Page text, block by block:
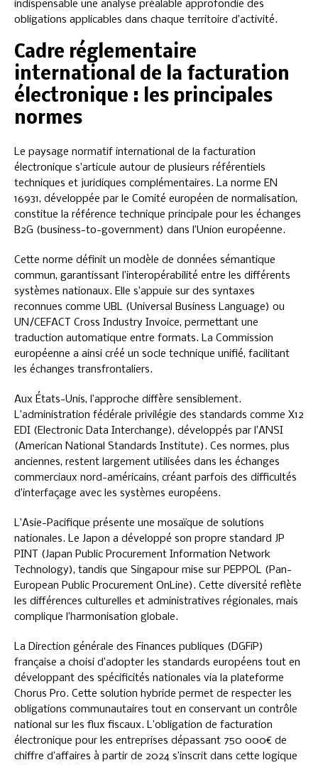
indispensable une analyse préalable approfondie des
obligations applicables dans chaque territoire d’activité.
Cadre réglementaire
international de la facturation
électronique : les principales
normes
Le paysage normatif international de la facturation
électronique s’articule autour de plusieurs référentiels
techniques et juridiques complémentaires. La norme EN
16931, développée par le Comité européen de normalisation,
constitue la référence technique principale pour les échanges
B2G (business-to-government) dans l’Union européenne.
Cette norme définit un modèle de données sémantique
commun, garantissant l’interopérabilité entre les différents
systèmes nationaux. Elle s’appuie sur des syntaxes
reconnues comme UBL (Universal Business Language) ou
UN/CEFACT Cross Industry Invoice, permettant une
traduction automatique entre formats. La Commission
européenne a ainsi créé un socle technique unifié, facilitant
les échanges transfrontaliers.
Aux États-Unis, l’approche diffère sensiblement.
L’administration fédérale privilégie des standards comme X12
EDI (Electronic Data Interchange), développés par l’ANSI
(American National Standards Institute). Ces normes, plus
anciennes, restent largement utilisées dans les échanges
commerciaux nord-américains, créant parfois des difficultés
d’interfaçage avec les systèmes européens.
L’Asie-Pacifique présente une mosaïque de solutions
nationales. Le Japon a développé son propre standard JP
PINT (Japan Public Procurement Information Network
Technology), tandis que Singapour mise sur PEPPOL (Pan-
European Public Procurement OnLine). Cette diversité reflète
les différences culturelles et administratives régionales, mais
complique l’harmonisation globale.
La Direction générale des Finances publiques (DGFiP)
française a choisi d’adopter les standards européens tout en
développant des spécificités nationales via la plateforme
Chorus Pro. Cette solution hybride permet de respecter les
obligations communautaires tout en conservant un contrôle
national sur les flux fiscaux. L’obligation de facturation
électronique pour les entreprises dépassant 750 000€ de
chiffre d’affaires à partir de 2024 s’inscrit dans cette logique